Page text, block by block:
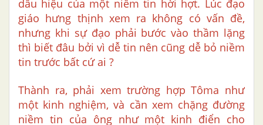
dấu hiệu của một niềm tin hời hợt. Lúc đạo
giáo hưng thịnh xem ra không có vấn đề,
nhưng khi sự đạo phải bước vào thầm lặng
thì biết đâu bởi vì dễ tin nên cũng dễ bỏ niềm
tin trước bất cứ ai ?
Thành ra, phải xem trường hợp Tôma như
một kinh nghiệm, và cần xem chặng đường
niềm tin của ông như một kinh điển cho